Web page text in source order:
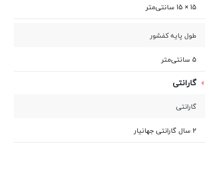
15 × 15 سانتی‌متر
طول پایه کفشور
5 سانتی‌متر
گارانتی
گارانتی
2 سال گارانتی جهانیار